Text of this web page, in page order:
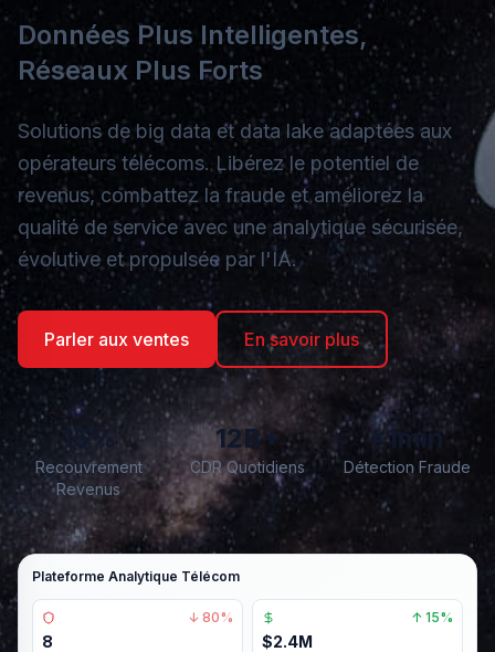
Données Plus Intelligentes,
Réseaux Plus Forts
Solutions de big data et data lake adaptées aux
opérateurs télécoms. Libérez le potentiel de
revenus, combattez la fraude et améliorez la
qualité de service avec une analytique sécurisée,
évolutive et propulsée par l'IA.
Parler aux ventes En savoir plus
15%
Recouvrement
Revenus
12B+
CDR Quotidiens
<1min
Détection Fraude
Plateforme Analytique Télécom
↓ 80%
8
↑ 15%
$2.4M